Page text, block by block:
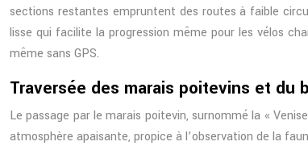
sections restantes empruntent des routes à faible
lisse qui facilite la progression même pour les vélos
même sans GPS.
Traversée des marais poitevins et du
Le passage par le marais poitevin, surnommé la «
atmosphère apaisante, propice à l’observation de la